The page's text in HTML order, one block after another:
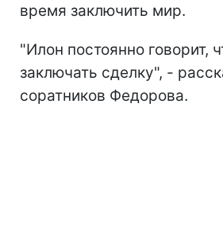
время заключить мир.
"Илон постоянно говорит,
заключать сделку", -
соратников Федорова.